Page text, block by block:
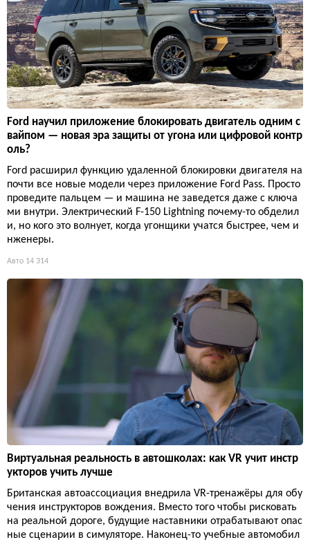
Ford научил приложение блокировать двигатель одним с
вайпом — новая эра защиты от угона или цифровой контр
оль?
Ford расширил функцию удаленной блокировки двигателя на
почти все новые модели через приложение Ford Pass. Просто
проведите пальцем — и машина не заведется даже с ключа
ми внутри. Электрический F-150 Lightning почему-то обделил
и, но кого это волнует, когда угонщики учатся быстрее, чем и
нженеры.
Авто 14 314
Виртуальная реальность в автошколах: как VR учит инстр
укторов учить лучше
Британская автоассоциация внедрила VR-тренажёры для обу
чения инструкторов вождения. Вместо того чтобы рисковать
на реальной дороге, будущие наставники отрабатывают опас
ные сценарии в симуляторе. Наконец-то учебные автомобил